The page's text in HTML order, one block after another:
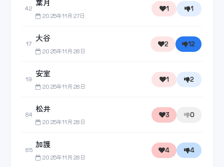
42
葉月
2025年11月27日
1 1
17
大谷
2025年11月28日
2 12
19
安室
2025年11月28日
1 2
84
松井
2025年11月28日
3 0
85
加護
2025年11月28日
4 4